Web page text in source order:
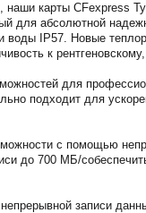
наши карты CFexpress
для абсолютной
воды IP57. Новые
к
для
подходит для
с помощью
до 700 МБ/
записи